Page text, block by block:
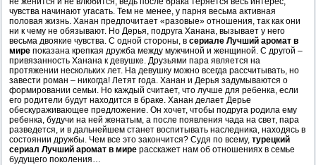
чувства начинают угасать. Тем не менее, у парня весьма активная
половая жизнь. Ханан предпочитает «разовые» отношения, так как они
ни к чему не обязывают. Но Дерья, подруга Ханана, вызывает у него
весьма двоякие чувства. С одной стороны, в сериале Лучший аромат в
мире показана крепкая дружба между мужчиной и женщиной. С другой –
привязанность Ханана к девушке. Друзьями пара является на
протяжении нескольких лет. На девушку можно всегда рассчитывать, но
завести роман – никогда! Летят года. Ханан и Дерья задумываются о
формировании семьи. Но каждый считает, что лучше для ребенка, если
его родители будут находится в браке. Ханан делает Дерье
обескураживающее предложение. Он хочет, чтобы подруга родила ему
ребенка, будучи на ней женатым, а после появления чада на свет, пара
разведется, и в дальнейшем станет воспитывать наследника, находясь в
состоянии дружбы. Чем все это закончится? Судя по всему, турецкий
сериал Лучший аромат в мире расскажет нам об отношениях в семье
будущего поколения…